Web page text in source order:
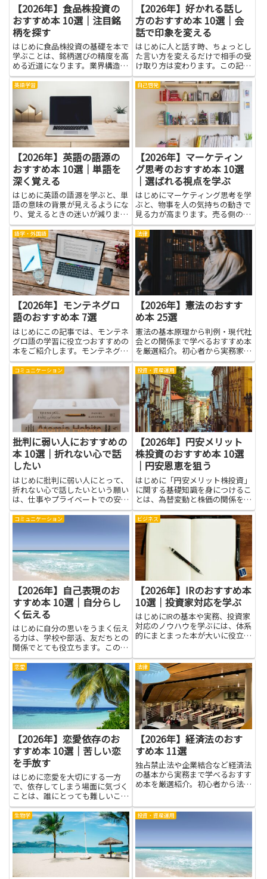
【2026年】食品株投資の
おすすめ本 10選｜注目銘
柄を探す
はじめに食品株投資の基礎を本で
学ぶことは、銘柄選びの精度を高
める近道になります。業界構造や
消費者の嗜好、原材料コストの影
響、流通やブランド力といった要
素を体系的に理解できれば、注目
銘柄の背景を冷静に評価できるよ
うになります。本を通じてリス
ク...
【2026年】好かれる話し
方のおすすめ本 10選｜会
話で印象を変える
はじめに人と話す時、ちょっとし
た言い方を変えるだけで相手の受
け取り方は変わります。この記事
では、好かれる話し方のコツをや
さしく紹介します。会話で印象を
変える力は、友達との会話だけで
なく、学校の活動やアルバイト、
将来の仕事にも役立ちます。伝
英語学習
【2026年】英語の語源の
おすすめ本 10選｜単語を
深く覚える
はじめに英語の語源を学ぶと、単
語の意味の背景が見えるようにな
り、覚えるときの迷いが減りま
す。語源は語感のヒントになり、
共通のルーツを持つ言葉同士のつ
ながりを感じやすくします。結果
として、語彙力が自然に広がり、
読解力も上がることが多いです。
日...
自己啓発
【2026年】マーケティン
グ思考のおすすめ本 10選
｜選ばれる視点を学ぶ
はじめにマーケティング思考を学
ぶと、物事を人の気持ちの動きで
見る力が高まります。売る側のル
ールだけでなく、買う人の困りご
とや欲しい気持ちを想像する習慣
がつくと、伝え方が分かりやすく
なり、周囲の理解も深まります。
日常の買い物や仕事の相談ごと
で...
語学・外国語
【2026年】モンテネグロ
語のおすすめ本 7選
はじめにこの記事では、モンテネ
グロ語の学習に役立つおすすめの
本をご紹介します。モンテネグロ
語を学ぶことで、旅行先や現地の
人との会話がスムーズになるだけ
でなく、文化や歴史への理解が深
まり、地域社会とのつながりも得
やすくなります。スラヴ語群に
法律
【2026年】憲法のおすす
め本 25選
憲法の基本原理から判例・現代社
会との関係まで学べるおすすめ本
を厳選紹介。初心者から実務家ま
で必読の内容です。
コミュニケーション
批判に弱い人におすすめの
本 10選｜折れない心で話
したい
はじめに批判に弱い人にとって、
折れない心で話したいという願い
は、仕事やプライベートでの安心
感や信頼に直結します。批判を受
けたときに感情だけで反応すると
が、冷静に考え伝える力があれば
に...
投資・資産運用
【2026年】円安メリット
株投資のおすすめ本 10選
｜円安恩恵を狙う
はじめに「円安メリット株投資」
に関する基礎知識を身につけるこ
とは、為替変動と株価の関係を理
解し、より冷静で合理的な投資判
断を下す助けになります。円安恩
恵を受けやすい業種や企業の特徴
を学べば、どの銘柄が為替の動き
に強いかを見分けやすくなりま
す...
コミュニケーション
【2026年】自己表現のお
すすめ本 10選｜自分らし
く伝える
はじめに自分の思いをうまく伝え
る力は、学校や部活、友だちとの
関係でとても役立ちます。この記
事では、自己表現を学ぶことのよ
さを、やさしい言葉で分かりやす
く紹介します。読むと、気持ちを
整理するコツ、言葉を選ぶポイン
ト、相手の気持ちを想像する練
習...
ビジネス
【2026年】IRのおすすめ本
10選｜投資家対応を学ぶ
はじめにIRの基本や実務、投資家
対応のノウハウを学ぶには、体系
的にまとまった本が大いに役立ち
な開示やガバナンスの考え方、危
機対応の考慮点などを書籍で学ぶ
と、理論と具体例の両方から理...
恋愛
【2026年】恋愛依存のお
すすめ本 10選｜苦しい恋
を手放す
はじめに恋愛を大切にする一方
で、依存してしまう場面に気づく
ことは、誰にとっても難しいこと
です。このテーマを学ぶと、自分
の気持ちを整理し、相手に過度な
期待をかけずに付き合う方法が見
つかります。まず大切なのは自分
の感情に向き合う時間を作るこ
と。...
法律
【2026年】経済法のおす
すめ本 11選
独占禁止法や企業結合など経済法
の基本から実務まで学べるおすす
め本を厳選紹介。初心者から法務
生物学 投資・資産運用